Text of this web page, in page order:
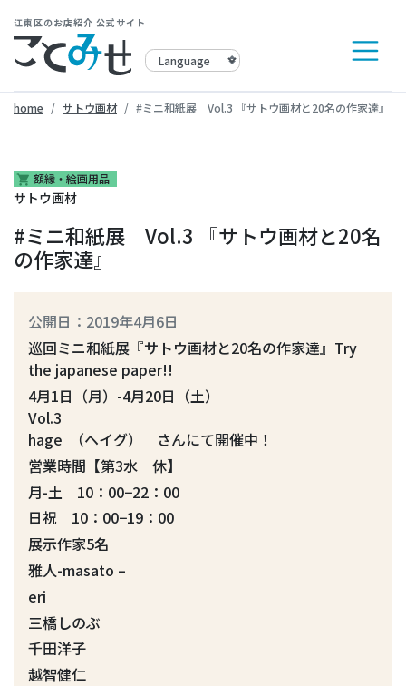
江東区のお店紹介 公式サイト
home サトウ画材 #ミニ和紙展 Vol.3 『サトウ画材と20名の作家達』
shopping_cart 額縁・絵画用品
サトウ画材
#ミニ和紙展 Vol.3 『サトウ画材と20名
の作家達』
公開日：2019年4月6日
巡回ミニ和紙展『サトウ画材と20名の作家達』Try
the japanese paper!!
4月1日（月）-4月20日（土）
Vol.3
hage （ヘイグ） さんにて開催中！
営業時間【第3水 休】
月-土 10：00−22：00
日祝 10：00−19：00
展示作家5名
雅人-masato –
eri
三橋しのぶ
千田洋子
越智健仁